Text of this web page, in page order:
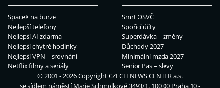
SpaceX na burze
Nejlepší telefony
Nejlepší AI zdarma
Nejlepší chytré hodinky
Nejlepší VPN – srovnání
Netflix filmy a seriály
Smrt OSVČ
Spořicí účty
Superdávka – změny
Důchody 2027
Minimální mzda 2027
Senior Pas – slevy
© 2001 - 2026 CopyrightCZECH NEWS CENTER a.s.
se sídlem náměstí Marie Schmolkové 3493/1, 100 00 Praha 10 -